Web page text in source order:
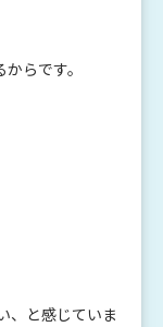
らです。
、と感じていま